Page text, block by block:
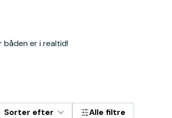
båden er i realtid!
Sorter efter Alle filtre